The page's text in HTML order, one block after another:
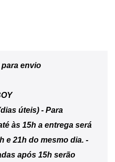
envio
úteis) - Para
às 15h a entrega será
e 21h do mesmo dia. -
após 15h serão